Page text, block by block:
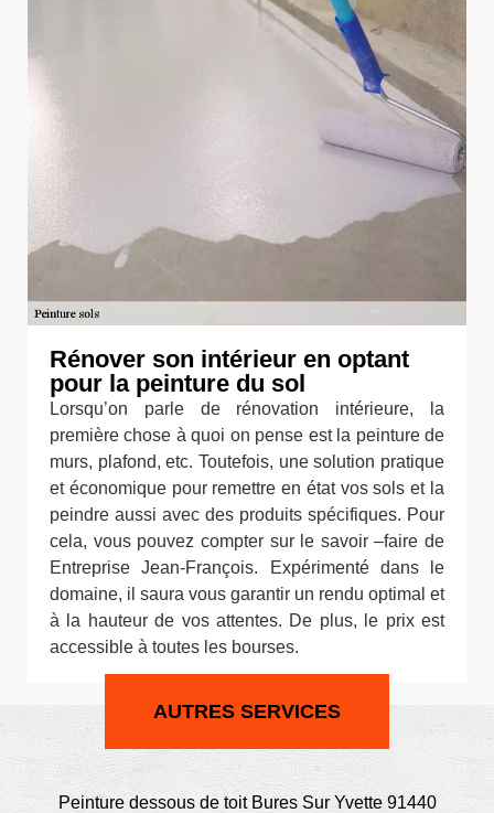
Rénover son intérieur en optant
pour la peinture du sol
Lorsqu’on parle de rénovation intérieure, la
première chose à quoi on pense est la peinture de
murs, plafond, etc. Toutefois, une solution pratique
et économique pour remettre en état vos sols et la
peindre aussi avec des produits spécifiques. Pour
cela, vous pouvez compter sur le savoir –faire de
Entreprise Jean-François. Expérimenté dans le
domaine, il saura vous garantir un rendu optimal et
à la hauteur de vos attentes. De plus, le prix est
accessible à toutes les bourses.
AUTRES SERVICES
Peinture dessous de toit Bures Sur Yvette 91440